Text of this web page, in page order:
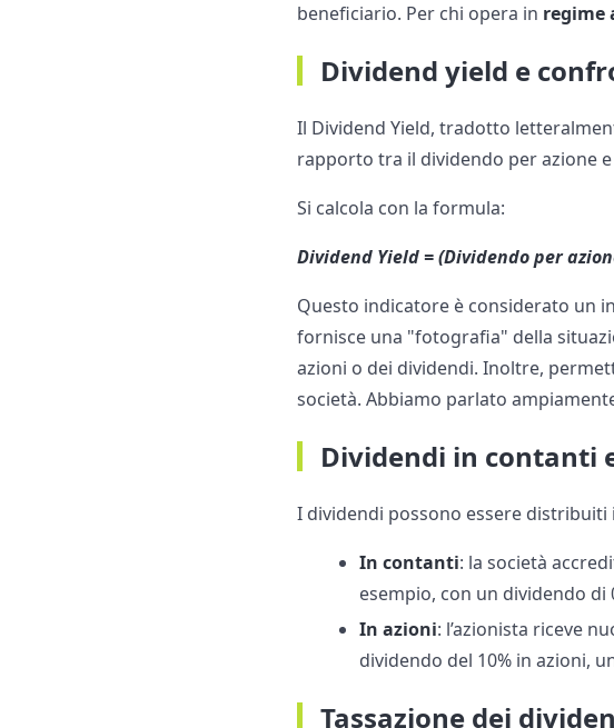
beneficiario. Per chi opera in regime
Dividend yield e
Il Dividend Yield, tradotto
rapporto tra il dividendo per azione
Si calcola con la formula:
Dividend Yield = (Dividendo per
Questo indicatore è considerato un
fornisce una "fotografia" della
azioni o dei dividendi. Inoltre,
società. Abbiamo parlato
Dividendi in contanti
I dividendi possono essere distribuiti
In contanti: la società
esempio, con un dividendo di
In azioni: l’azionista riceve
dividendo del 10% in azioni,
Tassazione dei